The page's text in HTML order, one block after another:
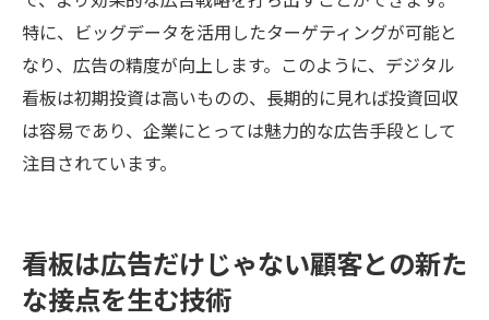
特に、ビッグデータを活用したターゲティングが可能と
なり、広告の精度が向上します。このように、デジタル
看板は初期投資は高いものの、長期的に見れば投資回収
は容易であり、企業にとっては魅力的な広告手段として
注目されています。
看板は広告だけじゃない顧客との新た
な接点を生む技術